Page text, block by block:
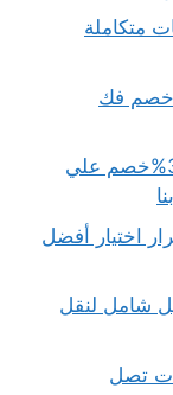
خدمات متكاملة
حي الدار البيضاء بـ23%خصم فك
دينا نقل عفش داخل وخارج الرياض..35%خصم علي
بأمان 99%..أسرار اختيار أفضل
شامل لنقل
تصل